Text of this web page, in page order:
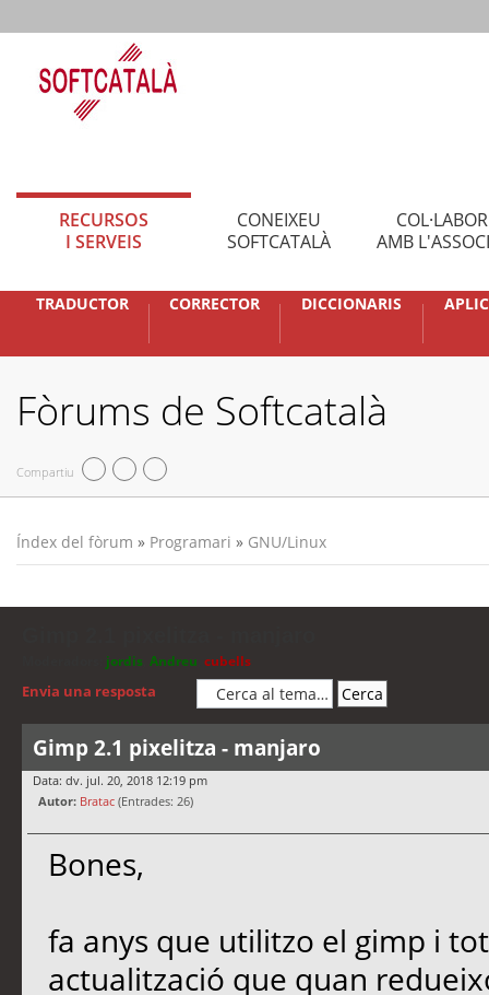
RECURSOS
I SERVEIS
CONEIXEU
SOFTCATALÀ
AMB
TRADUCTOR CORRECTOR DICCIONARIS
Fòrums de Softcatalà
Compartiu
Índex del fòrum » Programari » GNU/Linux
jordis Andreu cubells
Envia una resposta
Gimp 2.1 pixelitza - manjaro
Data: dv. jul. 20, 2018 12:19 pm
Autor: Bratac (Entrades: 26)
Bones,
fa anys que utilitzo el gimp i
actualització que quan